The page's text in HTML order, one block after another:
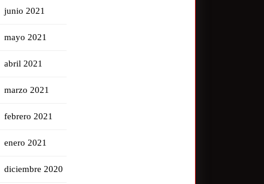
junio 2021
mayo 2021
abril 2021
marzo 2021
febrero 2021
enero 2021
diciembre 2020